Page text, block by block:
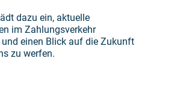
dazu ein, aktuelle
im Zahlungsverkehr
einen Blick auf die Zukunft
zu werfen.